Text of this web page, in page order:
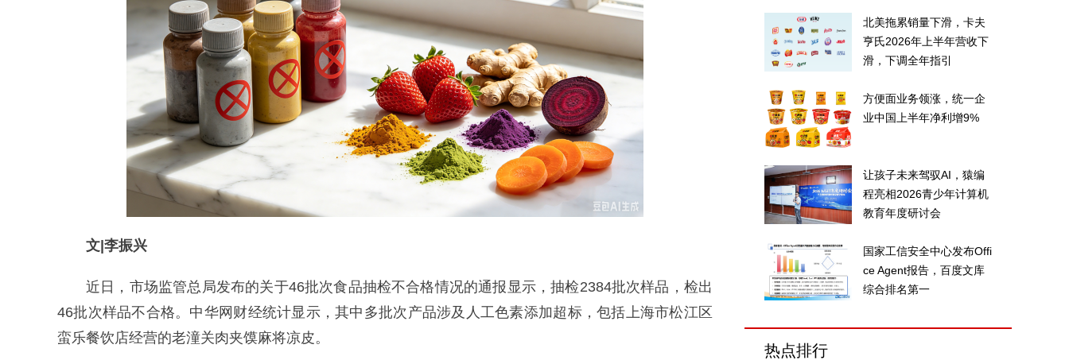
文|李振兴
近日，市场监管总局发布的关于46批次食品抽检不合格情况的通报显示，抽检2384批次样品，检出
46批次样品不合格。中华网财经统计显示，其中多批次产品涉及人工色素添加超标，包括上海市松江区
蛮乐餐饮店经营的老潼关肉夹馍麻将凉皮。
北美拖累销量下滑，卡夫
亨氏2026年上半年营收下
滑，下调全年指引
方便面业务领涨，统一企
业中国上半年净利增9%
让孩子未来驾驭AI，猿编
程亮相2026青少年计算机
教育年度研讨会
国家工信安全中心发布Offi
ce Agent报告，百度文库
综合排名第一
热点排行